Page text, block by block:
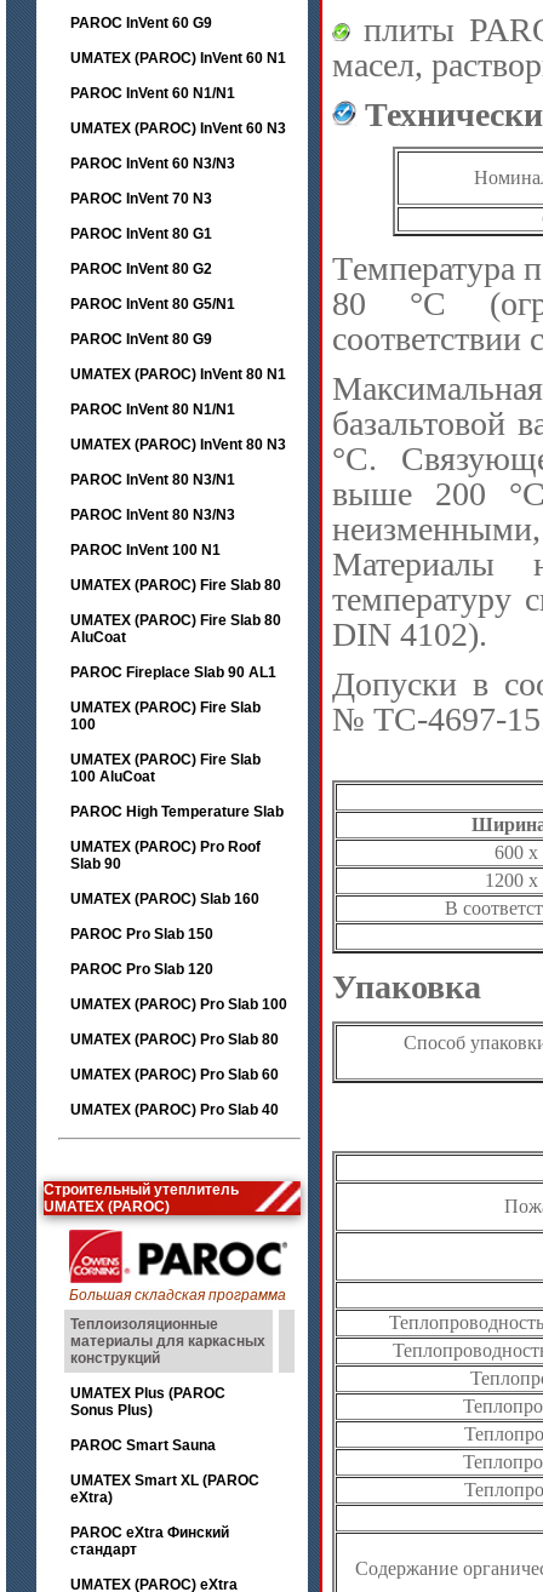
PAROC InVent 60 G9
UMATEX (PAROC) InVent 60 N1
PAROC InVent 60 N1/N1
UMATEX (PAROC) InVent 60 N3
PAROC InVent 60 N3/N3
PAROC InVent 70 N3
PAROC InVent 80 G1
PAROC InVent 80 G2
PAROC InVent 80 G5/N1
PAROC InVent 80 G9
UMATEX (PAROC) InVent 80 N1
PAROC InVent 80 N1/N1
UMATEX (PAROC) InVent 80 N3
PAROC InVent 80 N3/N1
PAROC InVent 80 N3/N3
PAROC InVent 100 N1
UMATEX (PAROC) Fire Slab 80
UMATEX (PAROC) Fire Slab 80
AluCoat
PAROC Fireplace Slab 90 AL1
UMATEX (PAROC) Fire Slab
100
UMATEX (PAROC) Fire Slab
100 AluCoat
PAROC High Temperature Slab
UMATEX (PAROC) Pro Roof
Slab 90
UMATEX (PAROC) Slab 160
PAROC Pro Slab 150
PAROC Pro Slab 120
UMATEX (PAROC) Pro Slab 100
UMATEX (PAROC) Pro Slab 80
UMATEX (PAROC) Pro Slab 60
UMATEX (PAROC) Pro Slab 40
Строительный утеплитель
UMATEX (PAROC)
Большая складская программа
Теплоизоляционные
материалы для каркасных
конструкций
UMATEX Plus (PAROC
Sonus Plus)
PAROC Smart Sauna
UMATEX Smart XL (PAROC
eXtra)
PAROC eXtra Финский
стандарт
UMATEX (PAROC) eXtra
плиты
масел,
Tемпература
80 °C
соответствии
базальтовой
°C.
выше 200
Материалы
температуру
DIN 4102).
Допуски в
№ ТС-4697-
600 x
1200
В
Упаковка
Способ
Содержание